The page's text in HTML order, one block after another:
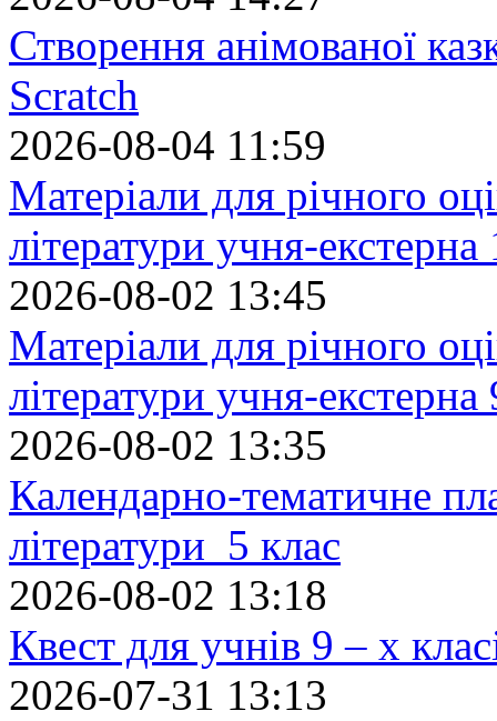
Створення анімованої
Scratch
2026-08-04 11:59
Матеріали для річного
літератури учня-екстерна
2026-08-02 13:45
Матеріали для річного
літератури учня-екстерна
2026-08-02 13:35
Календарно-тематичне
літератури 5 клас
2026-08-02 13:18
Квест для учнів 9 – х
2026-07-31 13:13